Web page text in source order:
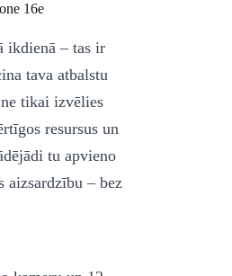
16e
ikdienā – tas ir
tava atbalstu
tikai izvēlies
resursus un
tu apvieno
aizsardzību – bez